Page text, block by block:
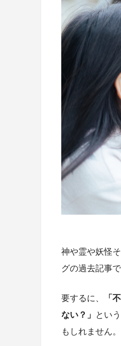
神や霊や妖怪
グの過去記事
要するに、
「
ない？」
とい
もしれません。